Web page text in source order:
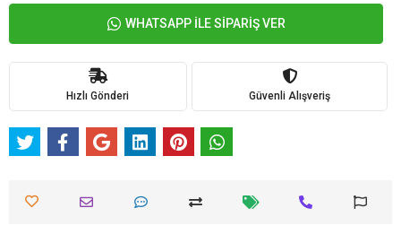
WHATSAPP İLE SİPARİŞ VER
Hızlı Gönderi Güvenli Alışveriş